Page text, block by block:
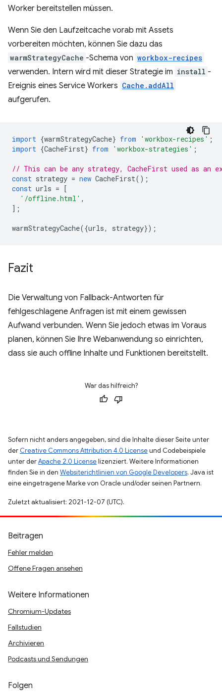
Worker bereitstellen müssen.
Wenn Sie den Laufzeitcache vorab mit Assets
vorbereiten möchten, können Sie dazu das
warmStrategyCache -Schema von workbox-recipes
verwenden. Intern wird mit dieser Strategie im install -
Ereignis eines Service Workers Cache.addAll
aufgerufen.
import {warmStrategyCache} from 'workbox-recipes' ;
import {CacheFirst} from 'workbox-strategies' ;
// This can be any strategy, CacheFirst used as an
const strategy = new CacheFirst();
const urls = [
'/offline.html' ,
];
warmStrategyCache({urls, strategy});
Fazit
Die Verwaltung von Fallback-Antworten für
fehlgeschlagene Anfragen ist mit einem gewissen
Aufwand verbunden. Wenn Sie jedoch etwas im Voraus
planen, können Sie Ihre Webanwendung so einrichten,
dass sie auch offline Inhalte und Funktionen bereitstellt.
War das hilfreich?
Sofern nicht anders angegeben, sind die Inhalte dieser Seite unter
der Creative Commons Attribution 4.0 Licenseund Codebeispiele
unter derApache 2.0 Licenselizenziert. Weitere Informationen
finden Sie in den Websiterichtlinien von Google Developers. Java ist
eine eingetragene Marke von Oracle und/oder seinen Partnern.
Zuletzt aktualisiert: 2021-12-07 (UTC).
Beitragen
Fehler melden
Offene Fragen ansehen
Weitere Informationen
Chromium-Updates
Fallstudien
Archivieren
Podcasts und Sendungen
Folgen